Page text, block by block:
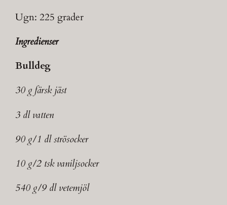
Ugn: 225 grader
Ingredienser
Bulldeg
30 g färsk jäst
3 dl vatten
90 g/1 dl strösocker
10 g/2 tsk vaniljsocker
540 g/9 dl vetemjöl